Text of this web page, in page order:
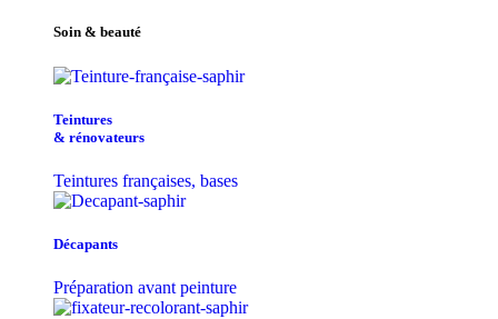
Soin & beauté
Teintu​res
& r​é​novateurs
Teintures françaises, bases
Décapants
Préparation avant peinture